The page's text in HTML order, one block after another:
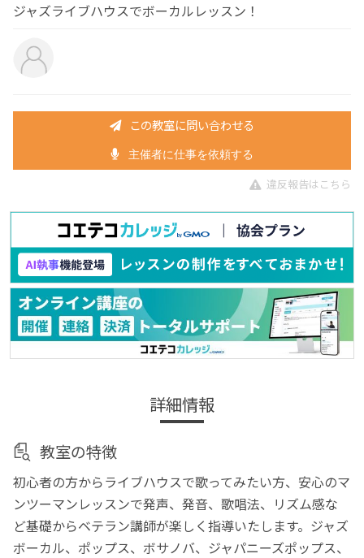
ジャズライブハウスでボーカルレッスン！
この教室に問い合わせる
主催者に仕事を依頼する
違反報告はこちら
詳細情報
教室の特徴
初心者の方からライブハウスで歌ってみたい方、安心のマ
ンツーマンレッスンで発声、発音、歌唱法、リズム感な
ど基礎からベテラン講師が楽しく指導いたします。ジャズ
ボーカル、ポップス、ボサノバ、ジャパニーズポップス、